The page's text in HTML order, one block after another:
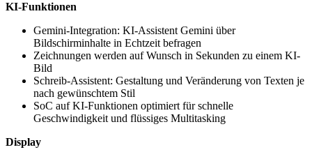
KI-Funktionen
Gemini-Integration: KI-Assistent Gemini über
Bildschirminhalte in Echtzeit befragen
Zeichnungen werden auf Wunsch in Sekunden zu einem KI-
Bild
Schreib-Assistent: Gestaltung und Veränderung von Texten je
nach gewünschtem Stil
SoC auf KI-Funktionen optimiert für schnelle
Geschwindigkeit und flüssiges Multitasking
Display